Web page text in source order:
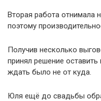
Вторая работа отнимала
поэтому
Получив несколько
принял решение
ждать было не от куда.
Юля ещё до свадьбы